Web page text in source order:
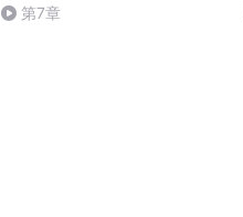
第7章